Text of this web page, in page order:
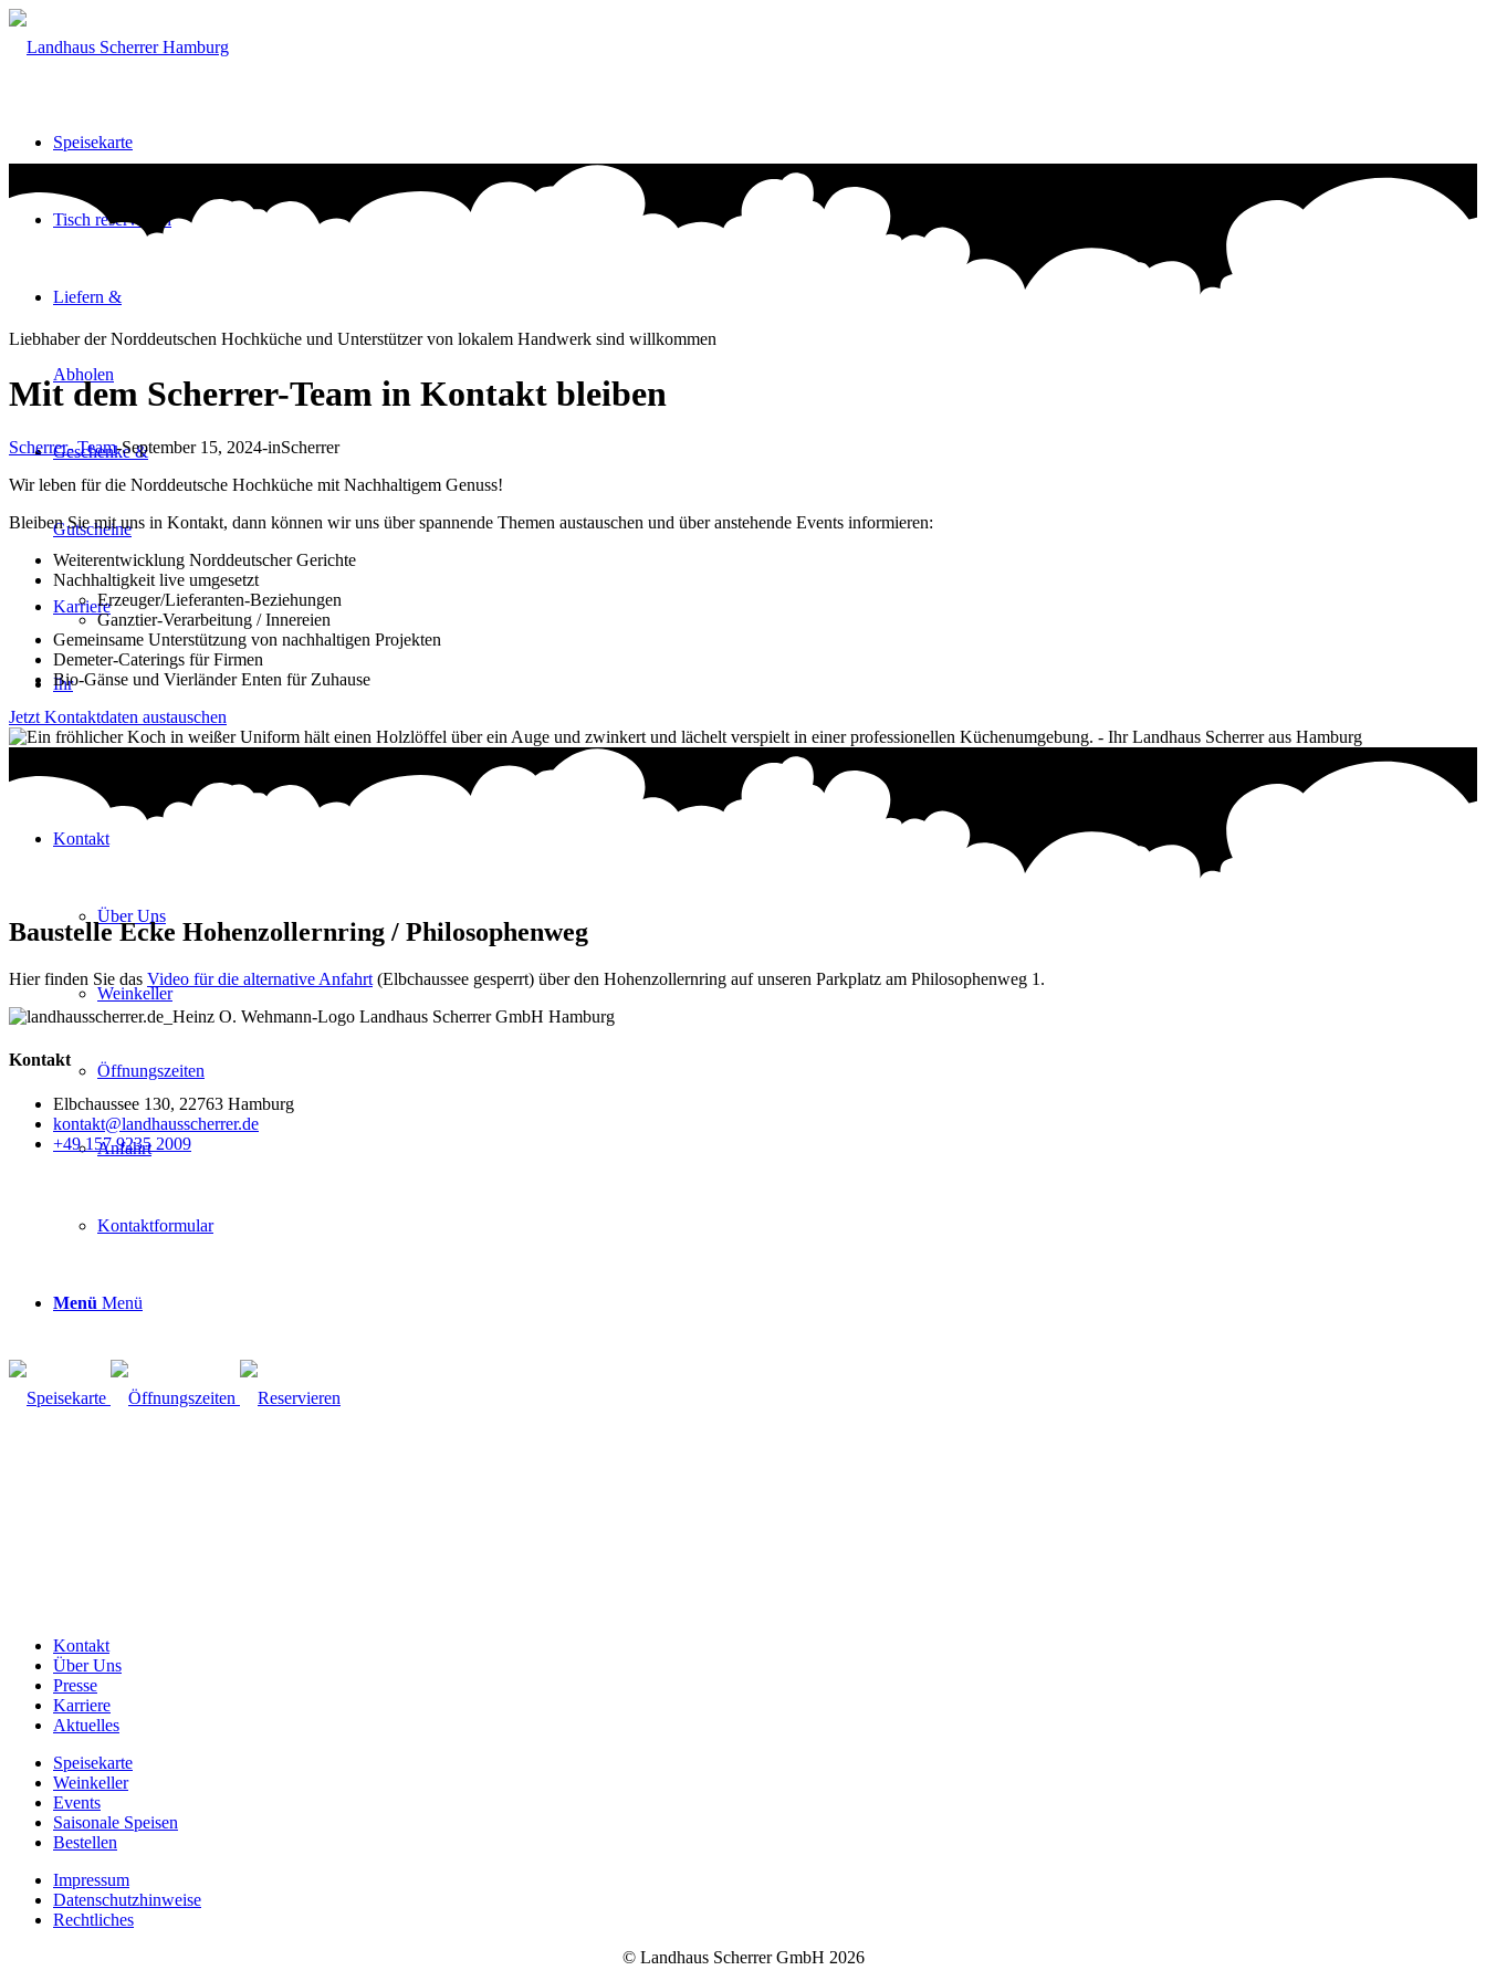
Speisekarte
Tisch reservieren
Liefern &
Abholen
Geschenke &
Gutscheine
Karriere
Ihr
Kontakt
Über Uns
Weinkeller
Öffnungszeiten
Anfahrt
Kontaktformular
Menü Menü
Liebhaber der Norddeutschen Hochküche und Unterstützer von lokalem Handwerk sind willkommen
Mit dem Scherrer-Team in Kontakt bleiben
Scherrer- Team-September 15, 2024-inScherrer
Wir leben für die Norddeutsche Hochküche mit Nachhaltigem Genuss!
Bleiben Sie mit uns in Kontakt, dann können wir uns über spannende Themen austauschen und über anstehende Events informieren:
Weiterentwicklung Norddeutscher Gerichte
Nachhaltigkeit live umgesetzt
Erzeuger/Lieferanten-Beziehungen
Ganztier-Verarbeitung / Innereien
Gemeinsame Unterstützung von nachhaltigen Projekten
Demeter-Caterings für Firmen
Bio-Gänse und Vierländer Enten für Zuhause
Jetzt Kontaktdaten austauschen
Baustelle Ecke Hohenzollernring / Philosophenweg
Hier finden Sie das Video für die alternative Anfahrt (Elbchaussee gesperrt) über den Hohenzollernring auf unseren Parkplatz am Philosophenweg 1.
Kontakt
Elbchaussee 130, 22763 Hamburg
kontakt@landhausscherrer.de
+49 157 9235 2009
Kontakt
Über Uns
Presse
Karriere
Aktuelles
Speisekarte
Weinkeller
Events
Saisonale Speisen
Bestellen
Impressum
Datenschutzhinweise
Rechtliches
© Landhaus Scherrer GmbH 2026